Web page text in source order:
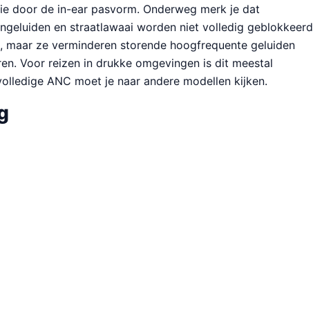
door de in-ear pasvorm. Onderweg merk je dat
en straatlawaai worden niet volledig geblokkeerd
ze verminderen storende hoogfrequente geluiden
Voor reizen in drukke omgevingen is dit meestal
ANC moet je naar andere modellen kijken.